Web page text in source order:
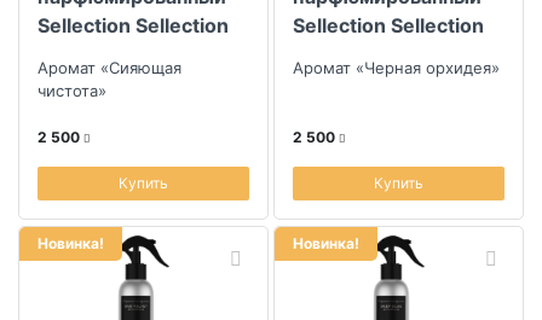
Sellection Sellection
Pure, 200мл
Аромат «Сияющая
чистота»
2 500
Купить
Sellection Sellection
Wild orchid, 200мл
Аромат «Черная орхидея»
2 500
Купить
Новинка! Новинка!